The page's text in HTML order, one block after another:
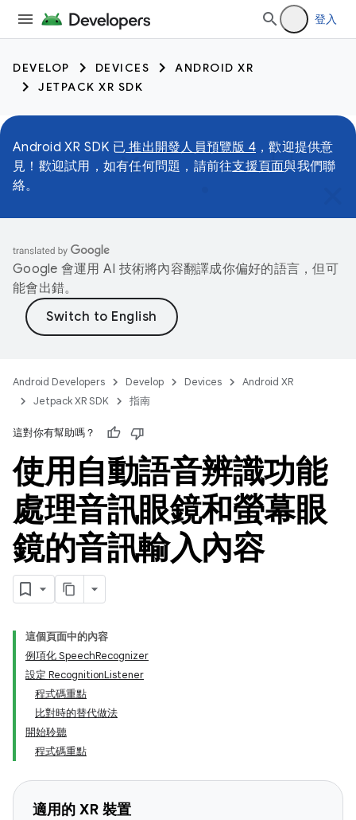
登入
DEVELOP DEVICES
ANDROID XR
JETPACK XR SDK
Android XR SDK 已 推出開發人員預覽版 4 ，歡迎提供意
見！歡迎試用，如有任何問題，請前往支援頁面與我們聯
絡。
Google 會運用 AI 技術將內容翻譯成你偏好的語言，但可
能會出錯。
Android Developers Develop Devices
Android XR
Jetpack XR SDK
指南
這對你有幫助嗎？
使用自動語音辨識功能
處理音訊眼鏡和螢幕眼
鏡的音訊輸入內容
這個頁面中的內容
例項化 SpeechRecognizer
設定 RecognitionListener
程式碼重點
比對時的替代做法
開始聆聽
程式碼重點
適用的 XR 裝置